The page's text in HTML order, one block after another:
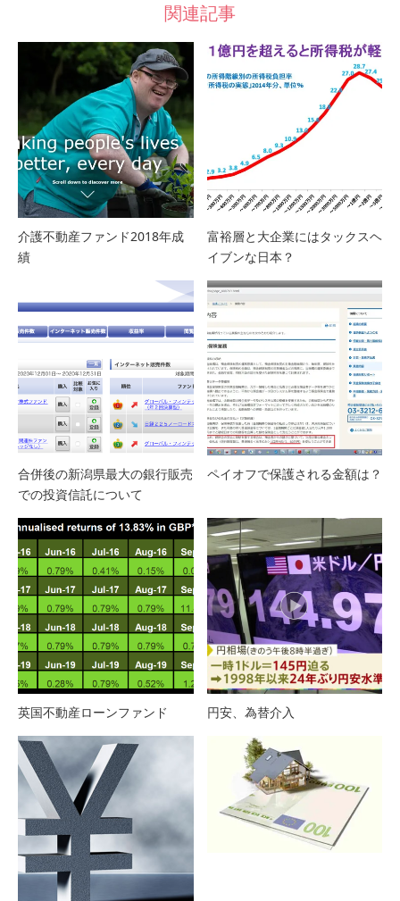
関連記事
介護不動産ファンド2018年成
績
富裕層と大企業にはタックスヘ
イブンな日本？
合併後の新潟県最大の銀行販売
での投資信託について
ペイオフで保護される金額は？
英国不動産ローンファンド 円安、為替介入